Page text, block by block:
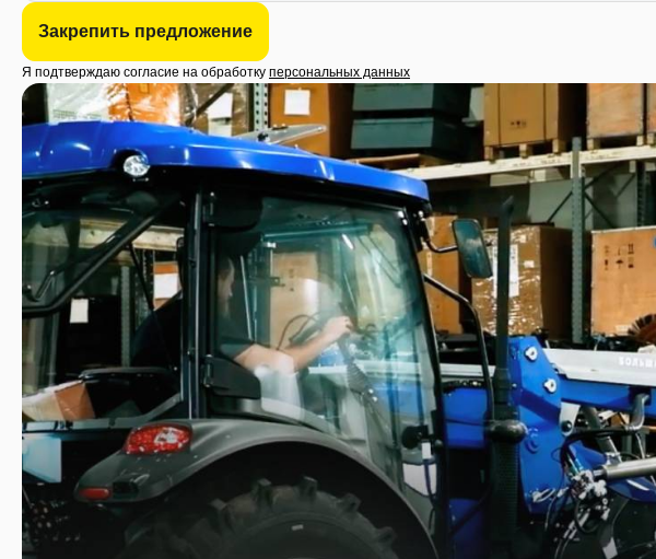
Закрепить предложение
Я подтверждаю согласие на обработку персональных данных